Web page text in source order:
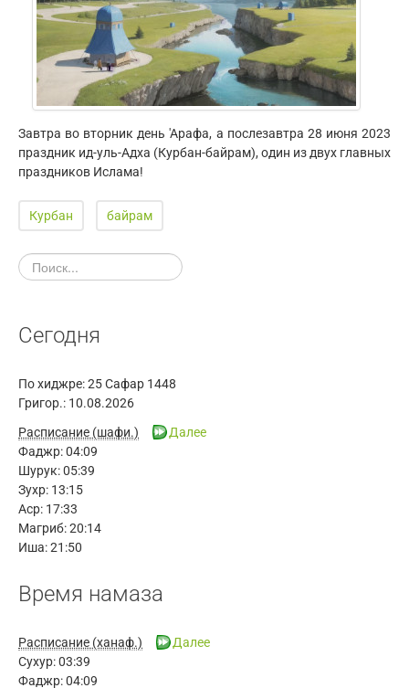
Завтра во вторник день 'Арафа, а послезавтра 28 июня 2023
праздник ид-уль-Адха (Курбан-байрам), один из двух главных
праздников Ислама!
Курбан байрам
Сегодня
По хиджре:25 Сафар 1448
Григор.: 10.08.2026
Расписание (шафи.)
Фаджр:04:09
Шурук:05:39
Зухр: 13:15
Аср: 17:33
Магриб:20:14
Иша:21:50
Далее
Время намаза
Расписание (ханаф.)
Сухур:03:39
Фаджр:04:09
Далее